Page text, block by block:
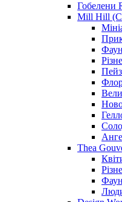
Гобелени
Mill Hill
Різне
Thea
Різне